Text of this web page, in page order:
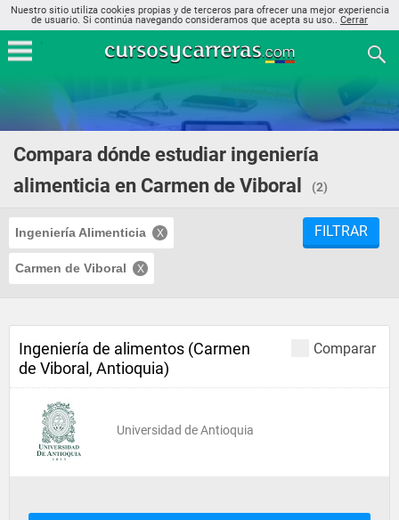
Nuestro sitio utiliza cookies propias y de terceros para ofrecer una mejor experiencia
de usuario. Si continúa navegando consideramos que acepta su uso.. Cerrar
Compara dónde estudiar ingeniería
alimenticia en Carmen de Viboral
(2)
Ingeniería Alimenticia
Carmen de Viboral
FILTRAR
Comparar
Ingeniería de alimentos (Carmen
de Viboral, Antioquia)
Universidad de Antioquia